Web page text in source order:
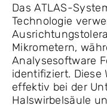
Das ATLAS-
Technologie
Mikrometern,
Analysesoftware
identifiziert. Diese
effektiv bei der
Halswirbelsäule